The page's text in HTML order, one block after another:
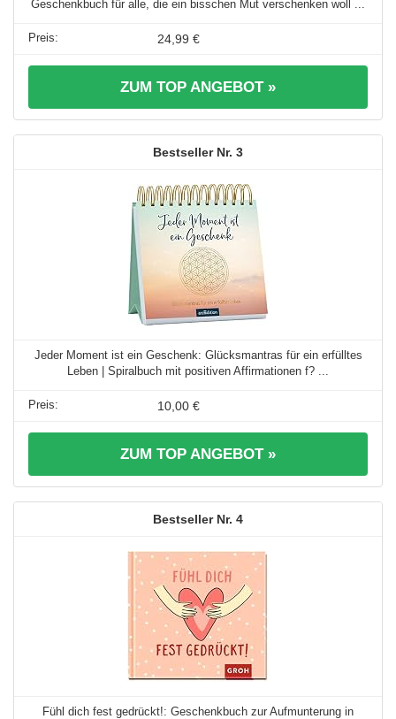
Geschenkbuch für alle, die ein bisschen Mut verschenken woll ...
24,99 €
ZUM TOP ANGEBOT »
3
Jeder Moment ist ein Geschenk: Glücksmantras für ein erfülltes
Leben | Spiralbuch mit positiven Affirmationen f? ...
10,00 €
ZUM TOP ANGEBOT »
4
Fühl dich fest gedrückt!: Geschenkbuch zur Aufmunterung in